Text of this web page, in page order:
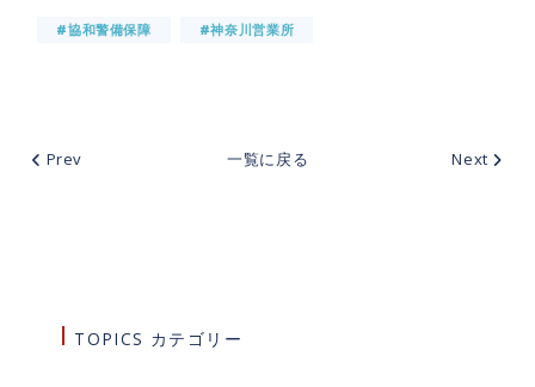
TOPICS カテゴリー
#協和警備保障 #神奈川営業所
Prev 一覧に戻る Next